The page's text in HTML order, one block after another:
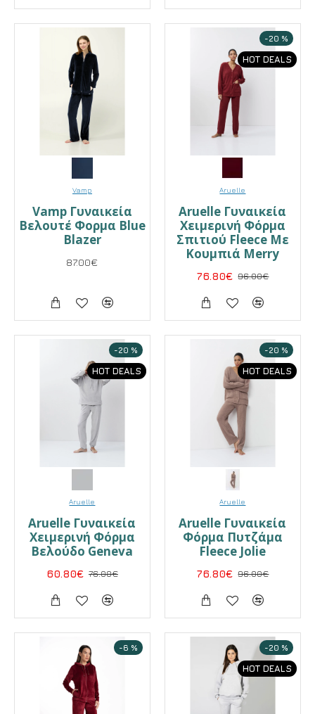
Vamp
Vamp Γυναικεία
Βελουτέ Φορμα Blue
Blazer
87.00€
HOT DEALS
-20 %
Aruelle
Aruelle Γυναικεία
Χειμερινή Φόρμα
Σπιτιού Fleece Με
Κουμπιά Merry
76.80€ 96.00€
HOT DEALS
-20 %
Aruelle
Aruelle Γυναικεία
Χειμερινή Φόρμα
Βελούδο Geneva
60.80€ 76.00€
HOT DEALS
-20 %
Aruelle
Aruelle Γυναικεία
Φόρμα Πυτζάμα
Fleece Jolie
76.80€ 96.00€
-6 %
HOT DEALS
-20 %